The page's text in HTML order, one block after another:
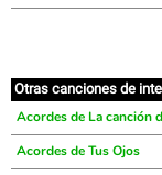
Otras canciones de
Acordes de La canción
Acordes de Tus Ojos